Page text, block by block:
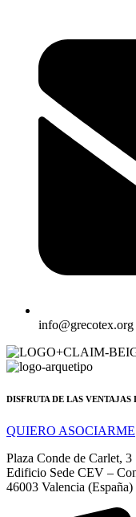
info@grecotex.org
DISFRUTA DE LAS VENTAJAS
QUIERO ASOCIARME
Plaza Conde de Carlet, 3
Edificio Sede CEV –
46003 Valencia (España)